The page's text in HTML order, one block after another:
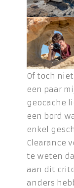
Of toch
een paar
geocache
een bord
enkel
Clearance
te weten
aan dit
anders